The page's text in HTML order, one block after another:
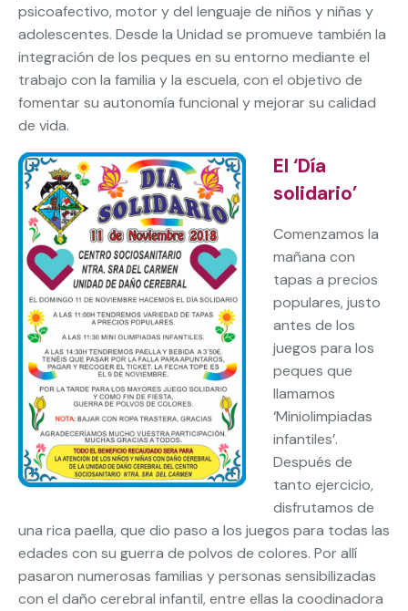
psicoafectivo, motor y del lenguaje de niños y niñas y
adolescentes. Desde la Unidad se promueve también la
integración de los peques en su entorno mediante el
trabajo con la familia y la escuela, con el objetivo de
fomentar su autonomía funcional y mejorar su calidad
de vida.
El ‘Día
solidario’
Comenzamos la
mañana con
tapas a precios
populares, justo
antes de los
juegos para los
peques que
llamamos
‘Miniolimpiadas
infantiles’.
Después de
tanto ejercicio,
disfrutamos de
una rica paella, que dio paso a los juegos para todas las
edades con su guerra de polvos de colores. Por allí
pasaron numerosas familias y personas sensibilizadas
con el daño cerebral infantil, entre ellas la coodinadora